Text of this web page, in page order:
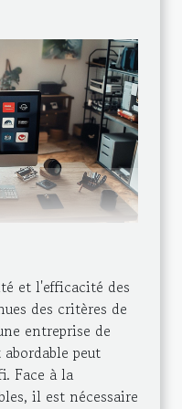
et l'efficacité des
des critères de
entreprise de
peut
Face à la
il est nécessaire